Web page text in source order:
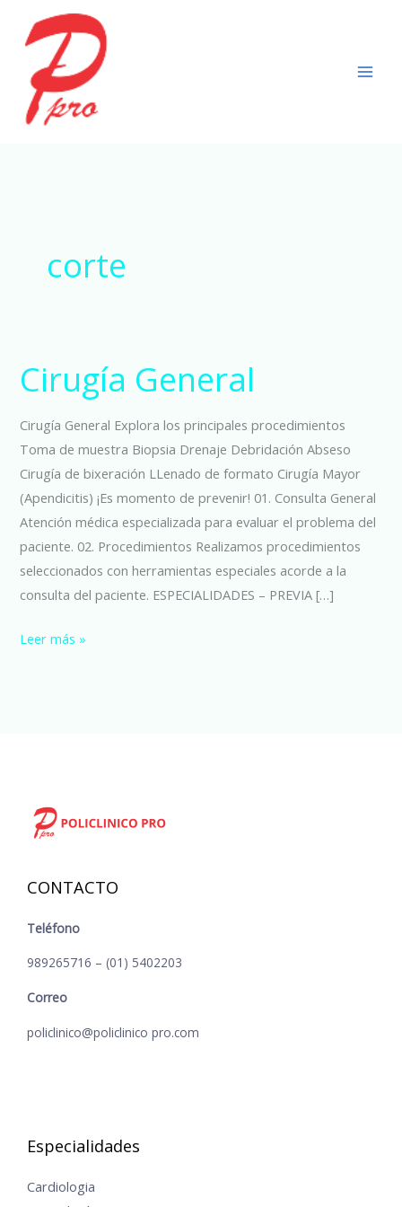
contenido
corte
Cirugía General
Cirugía General Explora los principales procedimientos
Toma de muestra Biopsia Drenaje Debridación Abseso
Cirugía de bixeración LLenado de formato Cirugía Mayor
(Apendicitis) ¡Es momento de prevenir! 01. Consulta General
Atención médica especializada para evaluar el problema del
paciente. 02. Procedimientos Realizamos procedimientos
seleccionados con herramientas especiales acorde a la
consulta del paciente. ESPECIALIDADES – PREVIA […]
Cirugía
General
Leer más »
CONTACTO
Teléfono
989265716 – (01) 5402203
Correo
policlinico@policlinico pro.com
Especialidades
Cardiologia